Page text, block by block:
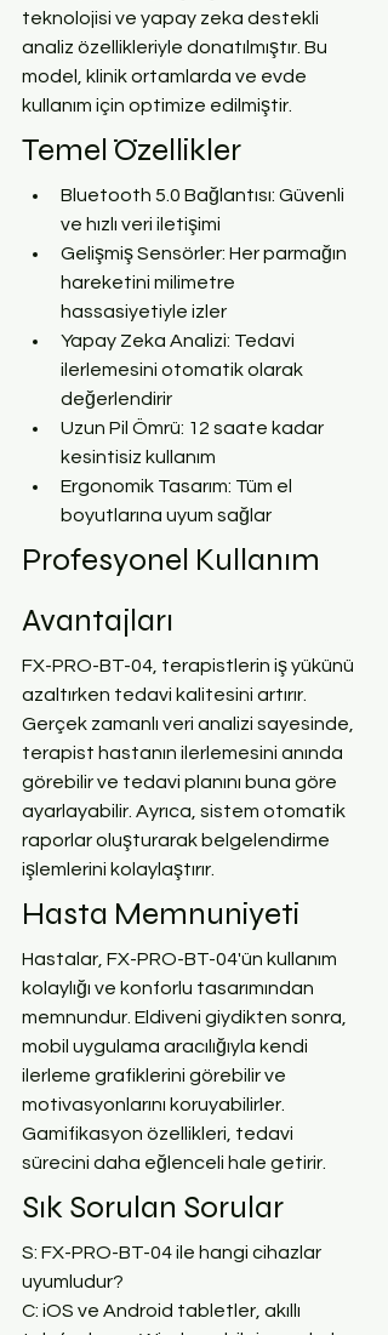
teknolojisi ve yapay zeka destekli
analiz özellikleriyle donatılmıştır. Bu
model, klinik ortamlarda ve evde
kullanım için optimize edilmiştir.
Temel Özellikler
Bluetooth 5.0 Bağlantısı: Güvenli
ve hızlı veri iletişimi
Gelişmiş Sensörler: Her parmağın
hareketini milimetre
hassasiyetiyle izler
Yapay Zeka Analizi: Tedavi
ilerlemesini otomatik olarak
değerlendirir
Uzun Pil Ömrü: 12 saate kadar
kesintisiz kullanım
Ergonomik Tasarım: Tüm el
boyutlarına uyum sağlar
Profesyonel Kullanım
Avantajları
FX-PRO-BT-04, terapistlerin iş yükünü
azaltırken tedavi kalitesini artırır.
Gerçek zamanlı veri analizi sayesinde,
terapist hastanın ilerlemesini anında
görebilir ve tedavi planını buna göre
ayarlayabilir. Ayrıca, sistem otomatik
raporlar oluşturarak belgelendirme
işlemlerini kolaylaştırır.
Hasta Memnuniyeti
Hastalar, FX-PRO-BT-04'ün kullanım
kolaylığı ve konforlu tasarımından
memnundur. Eldiveni giydikten sonra,
mobil uygulama aracılığıyla kendi
ilerleme grafiklerini görebilir ve
motivasyonlarını koruyabilirler.
Gamifikasyon özellikleri, tedavi
sürecini daha eğlenceli hale getirir.
Sık Sorulan Sorular
S: FX-PRO-BT-04 ile hangi cihazlar
uyumludur?
C: iOS ve Android tabletler, akıllı